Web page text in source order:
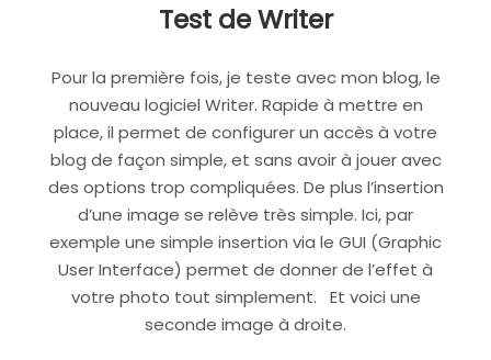
Test de Writer
Pour la première fois, je teste avec mon blog, le
nouveau logiciel Writer. Rapide à mettre en
place, il permet de configurer un accès à votre
blog de façon simple, et sans avoir à jouer avec
des options trop compliquées. De plus l’insertion
d’une image se relève très simple. Ici, par
exemple une simple insertion via le GUI (Graphic
User Interface) permet de donner de l’effet à
votre photo tout simplement. Et voici une
seconde image à droite.